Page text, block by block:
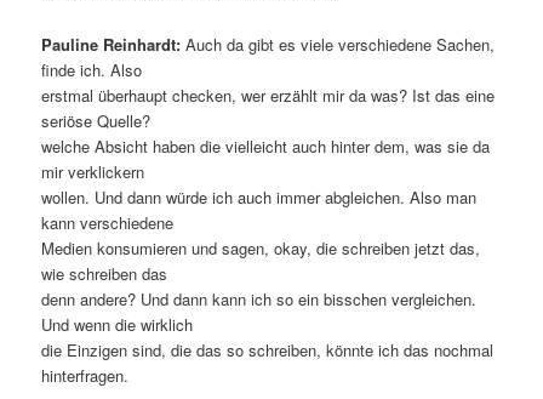
Pauline Reinhardt: Auch da gibt es viele verschiedene Sachen,
finde ich. Also
erstmal überhaupt checken, wer erzählt mir da was? Ist das eine
seriöse Quelle?
welche Absicht haben die vielleicht auch hinter dem, was sie da
mir verklickern
wollen. Und dann würde ich auch immer abgleichen. Also man
kann verschiedene
Medien konsumieren und sagen, okay, die schreiben jetzt das,
wie schreiben das
denn andere? Und dann kann ich so ein bisschen vergleichen.
Und wenn die wirklich
die Einzigen sind, die das so schreiben, könnte ich das nochmal
hinterfragen.